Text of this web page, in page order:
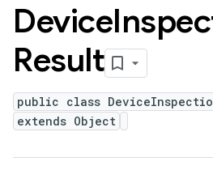
Device
Result
public class
extends Object